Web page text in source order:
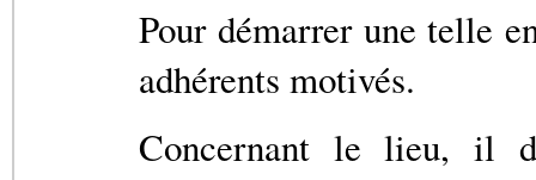
Pour démarrer une telle
adhérents motivés.
Concernant le lieu, il